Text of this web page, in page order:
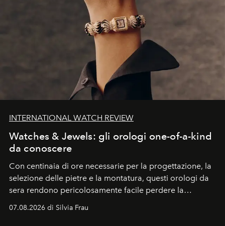
INTERNATIONAL WATCH REVIEW
Watches & Jewels: gli orologi one-of-a-kind
da conoscere
Con centinaia di ore necessarie per la progettazione, la
selezione delle pietre e la montatura, questi orologi da
sera rendono pericolosamente facile perdere la
cognizione del tempo. Ma con quadranti così
07.08.2026 di Silvia Frau